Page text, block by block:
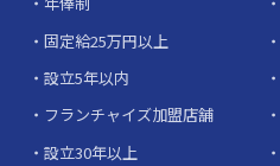
固定給25万円以上
設立5年以内
フランチャイズ加盟店舗
設立30年以上